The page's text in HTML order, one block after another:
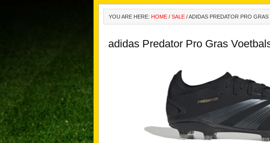
YOU ARE HERE: HOME / SALE /ADIDAS PREDATOR PRO
adidas Predator Pro Gras